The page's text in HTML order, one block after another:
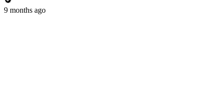
9 months ago